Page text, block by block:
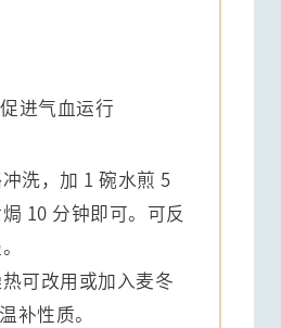
进气血运行
洗，加 1 碗水煎 5
10 分钟即可。可反
可改用或加入麦冬
补性质。